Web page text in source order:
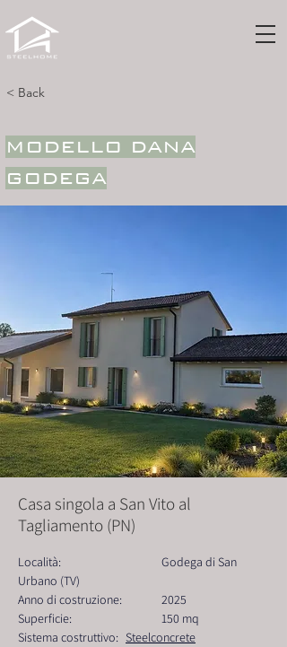
< Back
MODELLO DANA
GODEGA
Casa singola a San Vito al
Tagliamento (PN)
Località: 			Godega di San
Urbano (TV)
Anno di costruzione: 	2025
Superficie:  			150 mq
Steelconcrete